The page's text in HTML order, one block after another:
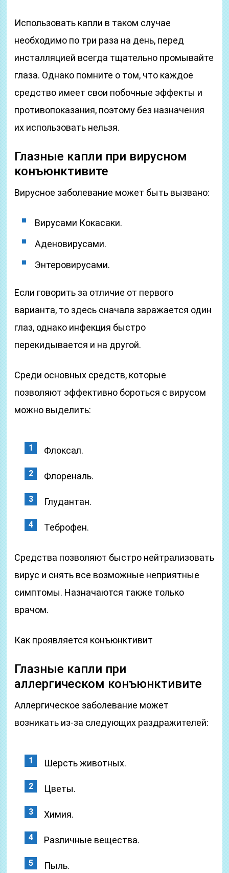
Использовать капли в таком случае
необходимо по три раза на день, перед
инсталляцией всегда тщательно промывайте
глаза. Однако помните о том, что каждое
средство имеет свои побочные эффекты и
противопоказания, поэтому без назначения
их использовать нельзя.
Глазные капли при вирусном
конъюнктивите
Вирусное заболевание может быть вызвано:
Вирусами Кокасаки.
Аденовирусами.
Энтеровирусами.
Если говорить за отличие от первого
варианта, то здесь сначала заражается один
глаз, однако инфекция быстро
перекидывается и на другой.
Среди основных средств, которые
позволяют эффективно бороться с вирусом
можно выделить:
Флоксал.
Флореналь.
Глудантан.
Теброфен.
Средства позволяют быстро нейтрализовать
вирус и снять все возможные неприятные
симптомы. Назначаются также только
врачом.
Как проявляется конъюнктивит
Глазные капли при
аллергическом конъюнктивите
Аллергическое заболевание может
возникать из-за следующих раздражителей:
Шерсть животных.
Цветы.
Химия.
Различные вещества.
Пыль.